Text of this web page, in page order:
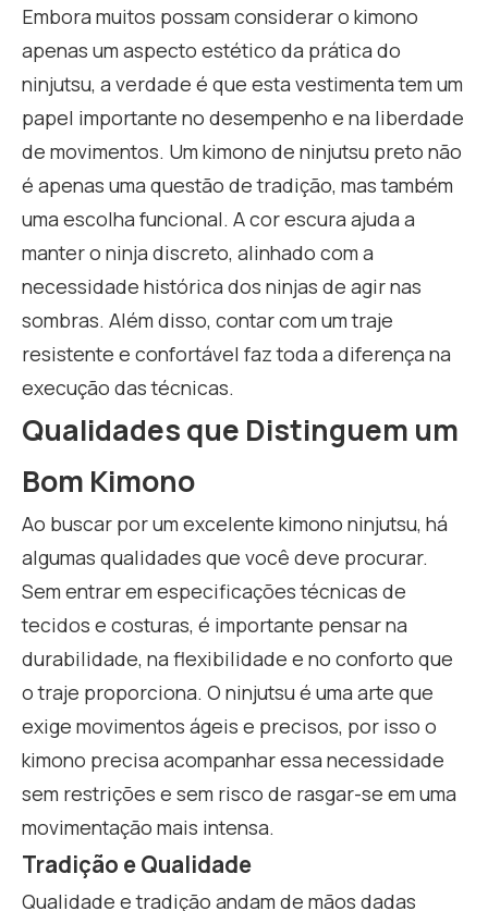
Embora muitos possam considerar o kimono
apenas um aspecto estético da prática do
ninjutsu, a verdade é que esta vestimenta tem um
papel importante no desempenho e na liberdade
de movimentos. Um kimono de ninjutsu preto não
é apenas uma questão de tradição, mas também
uma escolha funcional. A cor escura ajuda a
manter o ninja discreto, alinhado com a
necessidade histórica dos ninjas de agir nas
sombras. Além disso, contar com um traje
resistente e confortável faz toda a diferença na
execução das técnicas.
Qualidades que Distinguem um
Bom Kimono
Ao buscar por um excelente kimono ninjutsu, há
algumas qualidades que você deve procurar.
Sem entrar em especificações técnicas de
tecidos e costuras, é importante pensar na
durabilidade, na flexibilidade e no conforto que
o traje proporciona. O ninjutsu é uma arte que
exige movimentos ágeis e precisos, por isso o
kimono precisa acompanhar essa necessidade
sem restrições e sem risco de rasgar-se em uma
movimentação mais intensa.
Tradição e Qualidade
Qualidade e tradição andam de mãos dadas